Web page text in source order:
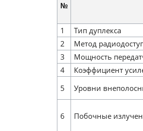
№
1
Тип дуплекса
2
Метод
3
Мощность
4
Коэффициент
5
Уровни
6 Побочные